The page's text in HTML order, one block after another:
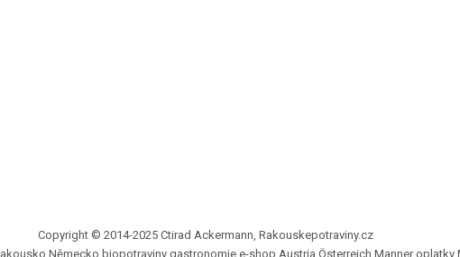
Copyright © 2014-2025 Ctirad Ackermann, Rakouskepotraviny.cz
Německo biopotraviny gastronomie e-shop Austria Österreich Manner